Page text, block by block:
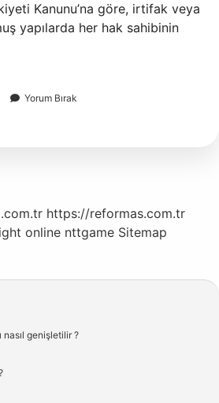
Kanunu’na göre, irtifak veya
yapılarda her hak sahibinin
Yorum Bırak
https://reformas.com.tr
online nttgame Sitemap
nasıl genişletilir ?